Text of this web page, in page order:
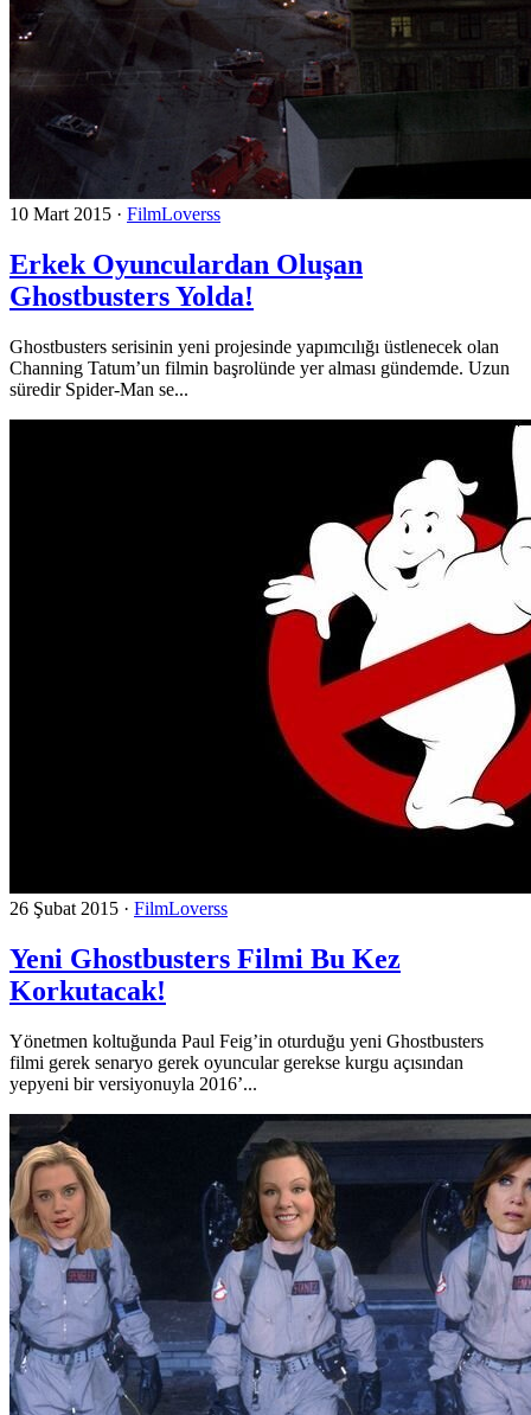
10 Mart 2015 · FilmLoverss
Erkek Oyunculardan Oluşan
Ghostbusters Yolda!
Ghostbusters serisinin yeni projesinde yapımcılığı üstlenecek olan
Channing Tatum’un filmin başrolünde yer alması gündemde. Uzun
süredir Spider-Man se...
26 Şubat 2015 · FilmLoverss
Yeni Ghostbusters Filmi Bu Kez
Korkutacak!
Yönetmen koltuğunda Paul Feig’in oturduğu yeni Ghostbusters
filmi gerek senaryo gerek oyuncular gerekse kurgu açısından
yepyeni bir versiyonuyla 2016’...